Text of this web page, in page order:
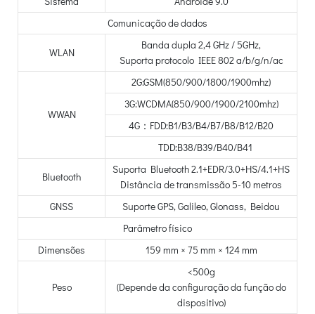
Comunicação de dados
WLAN
Banda dupla 2,4 GHz / 5GHz,
Suporta protocolo IEEE 802 a/b/g/n/ac
WWAN
2G:GSM(850/900/1800/1900mhz)
3G:WCDMA(850/900/1900/2100mhz)
4G：FDD:B1/B3/B4/B7/B8/B12/B20
TDD:B38/B39/B40/B41
Bluetooth
Suporta Bluetooth 2.1+EDR/3.0+HS/4.1+HS
Distância de transmissão 5-10 metros
GNSS
Suporte GPS, Galileo, Glonass, Beidou
Parâmetro físico
Dimensões
159 mm × 75 mm × 124 mm
Peso
<500g
(Depende da configuração da função do
dispositivo)